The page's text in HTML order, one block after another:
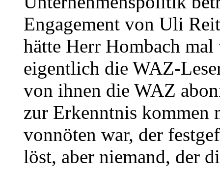
Engagement von Uli
hätte Herr Hombach
eigentlich die WAZ-
von ihnen die WAZ
zur Erkenntnis kommen
vonnöten war, der
löst, aber niemand, der